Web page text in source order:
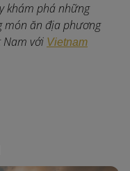
khám phá những
món ăn địa phương
với Vietnam